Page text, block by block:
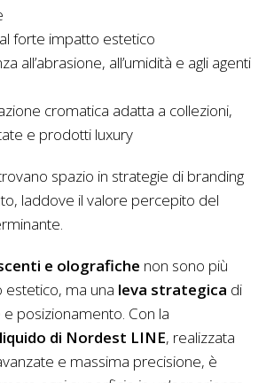
forte impatto estetico
all’abrasione, all’umidità e agli agenti
cromatica adatta a collezioni,
e prodotti luxury
spazio in strategie di branding
laddove il valore percepito del
e olografiche non sono più
estetico, ma una leva strategica di
posizionamento. Con la
di Nordest LINE, realizzata
e massima precisione, è